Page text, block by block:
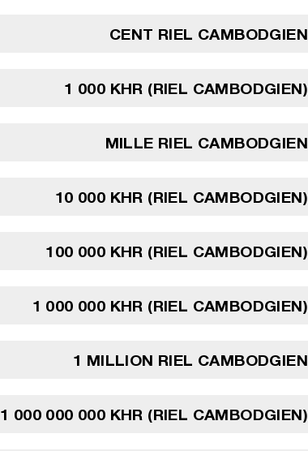
CENT RIEL CAMBODGIEN
1 000 KHR (RIEL CAMBODGIEN)
MILLE RIEL CAMBODGIEN
10 000 KHR (RIEL CAMBODGIEN)
100 000 KHR (RIEL CAMBODGIEN)
1 000 000 KHR (RIEL CAMBODGIEN)
1 MILLION RIEL CAMBODGIEN
1 000 000 000 KHR (RIEL CAMBODGIEN)